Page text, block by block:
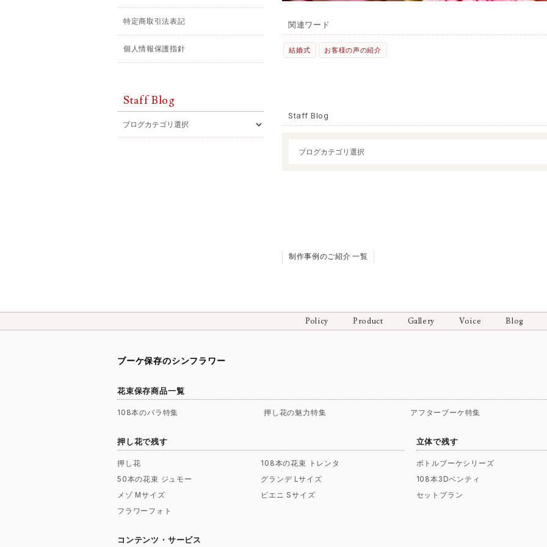
関連ワード
結婚式 お客様の声の紹介
Staff Blog
制作事例のご紹介 一覧
特定商取引法表記
個人情報保護指針
Staff Blog
Policy Product Gallery Voice Blog
ブーケ保存のシンフラワー
花束保存商品一覧
108本のバラ特集 押し花の魅力特集 アフターブーケ特集
押し花で残す
押し花
108本の花束 トレンタ
50本の花束 ジュモー
グランデ Lサイズ
メゾ Mサイズ
ピエニ Sサイズ
フラワーフォト
立体で残す
ボトルブーケシリーズ
108本3Dベンティ
セットプラン
コンテンツ・サービス